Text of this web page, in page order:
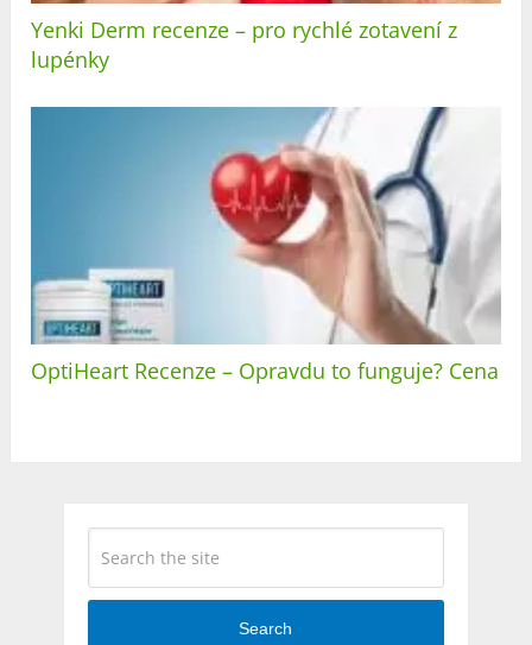
Yenki Derm recenze – pro rychlé zotavení z
lupénky
OptiHeart Recenze – Opravdu to funguje? Cena
Search